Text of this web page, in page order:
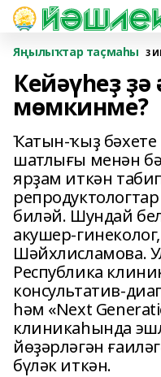
Яңылыҡтар таҫмаһы 3
Кейәүһеҙ
мөмкинме?
Ҡатын-ҡыҙ бәхете
шатлығы менән
ярҙам иткән
биләй. Шундай
акушер-
Шәйхлисламова.
Республика
консультатив-
һәм «Next
клиникаһында
йөҙәрләгән
бүләк иткән.